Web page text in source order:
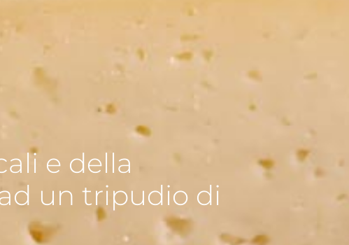
e della
un tripudio di